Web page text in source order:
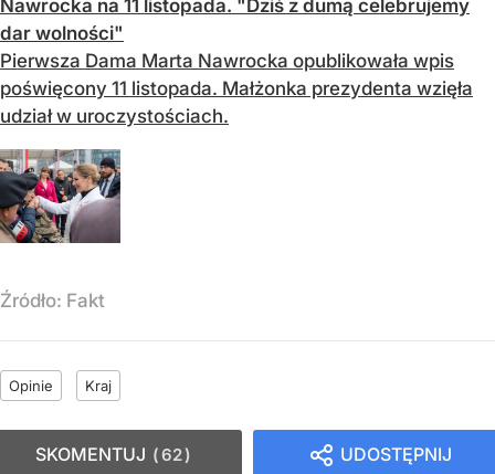
Nawrocka na 11 listopada. "Dziś z dumą celebrujemy
dar wolności"
Pierwsza Dama Marta Nawrocka opublikowała wpis
poświęcony 11 listopada. Małżonka prezydenta wzięła
udział w uroczystościach.
Źródło: Fakt
Opinie Kraj
UDOSTĘPNIJ
SKOMENTUJ 62